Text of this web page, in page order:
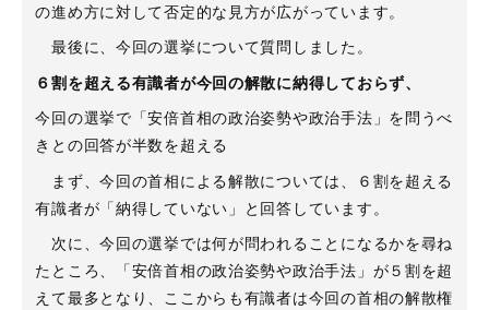
の進め方に対して否定的な見方が広がっています。
最後に、今回の選挙について質問しました。
６割を超える有識者が今回の解散に納得しておらず、
今回の選挙で「安倍首相の政治姿勢や政治手法」を問うべ
きとの回答が半数を超える
まず、今回の首相による解散については、６割を超える
有識者が「納得していない」と回答しています。
次に、今回の選挙では何が問われることになるかを尋ね
たところ、「安倍首相の政治姿勢や政治手法」が５割を超
えて最多となり、ここからも有識者は今回の首相の解散権